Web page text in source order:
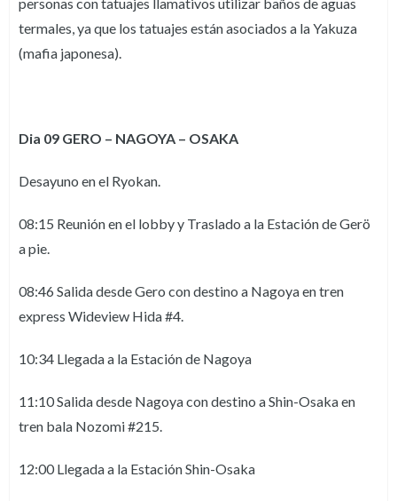
termales, ya que los tatuajes están asociados a la Yakuza
(mafia japonesa).
Dia 09 GERO – NAGOYA – OSAKA
Desayuno en el Ryokan.
08:15 Reunión en el lobby y Traslado a la Estación de Gerö
a pie.
08:46 Salida desde Gero con destino a Nagoya en tren
express Wideview Hida #4.
10:34 Llegada a la Estación de Nagoya
11:10 Salida desde Nagoya con destino a Shin-Osaka en
tren bala Nozomi #215.
12:00 Llegada a la Estación Shin-Osaka